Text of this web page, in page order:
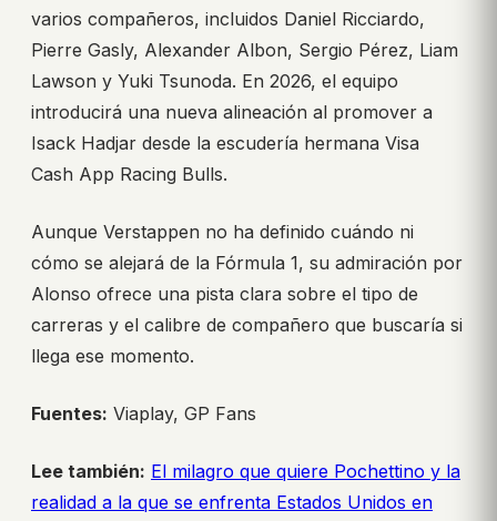
varios compañeros, incluidos Daniel Ricciardo,
Pierre Gasly, Alexander Albon, Sergio Pérez, Liam
Lawson y Yuki Tsunoda. En 2026, el equipo
introducirá una nueva alineación al promover a
Isack Hadjar desde la escudería hermana Visa
Cash App Racing Bulls.
Aunque Verstappen no ha definido cuándo ni
cómo se alejará de la Fórmula 1, su admiración por
Alonso ofrece una pista clara sobre el tipo de
carreras y el calibre de compañero que buscaría si
llega ese momento.
Fuentes: Viaplay, GP Fans
Lee también: El milagro que quiere Pochettino y la
realidad a la que se enfrenta Estados Unidos en